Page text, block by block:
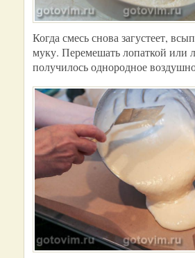
Когда смесь снова загустеет,
муку. Перемешать лопаткой или
получилось однородное